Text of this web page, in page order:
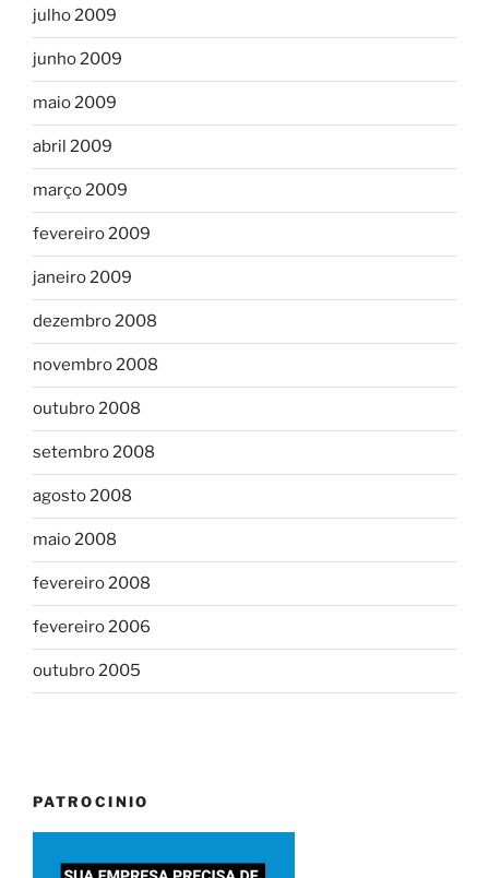
julho 2009
junho 2009
maio 2009
abril 2009
março 2009
fevereiro 2009
janeiro 2009
dezembro 2008
novembro 2008
outubro 2008
setembro 2008
agosto 2008
maio 2008
fevereiro 2008
fevereiro 2006
outubro 2005
PATROCINIO